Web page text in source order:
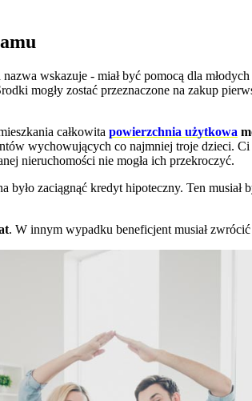
nazwa wskazuje - miał być pomocą dla
mogły zostać przeznaczone na zakup
całkowitapowierzchnia użytkowa
wychowujących co najmniej troje dzieci.
nieruchomości nie mogła ich przekroczyć.
było zaciągnąć kredyt hipoteczny. Ten
. W innym wypadku beneficjent musiał zwrócić